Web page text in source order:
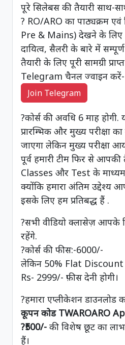
पूरे सिलेबस की तैयारी साथ-
? RO/ARO का पाठ्यक्रम एवं
Pre & Mains) देखने के लिए
दायित्व, सैलरी के बारे में
तैयारी के लिए पूरी सामग्री
Telegram चैनल ज्वाइन करें-
Join Telegram
?कोर्स की अवधि 6 माह
प्रारम्भिक और मुख्य परीक्षा
जाएगा लेकिन मुख्य परीक्षा
पूर्व हमारी टीम फिर से आपकी
Classes और Test के
क्योंकि हमारा अंतिम
इसके लिए हम प्रतिबद्ध हैं .
?सभी वीडियो क्लासेज़ आपके
रहेंगे.
?कोर्स की फीस:-6000/-
लेकिन 50% Flat Discount
Rs- 2999/- फ़ीस देनी होगी।
?हमारा एप्लीकेशन डाउनलोड
कूपन कोड TWAROARO
?₹500/- की विशेष छूट का
हैं।